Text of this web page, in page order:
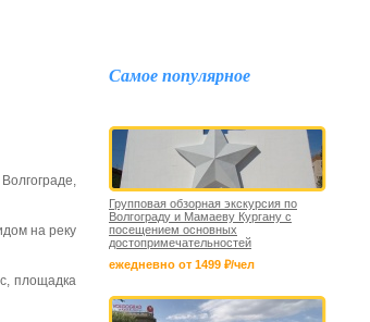
на реку
площадка
Самое популярное
Групповая обзорная экскурсия по
Волгограду и Мамаеву Кургану с
посещением основных
достопримечательностей
ежедневно от 1499 ₽/чел